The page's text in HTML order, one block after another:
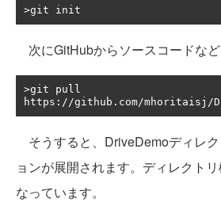
次にGitHubからソースコードなど
>git pull
そうすると、DriveDemoディレ
ョンが展開されます。ディレクト
なっています。